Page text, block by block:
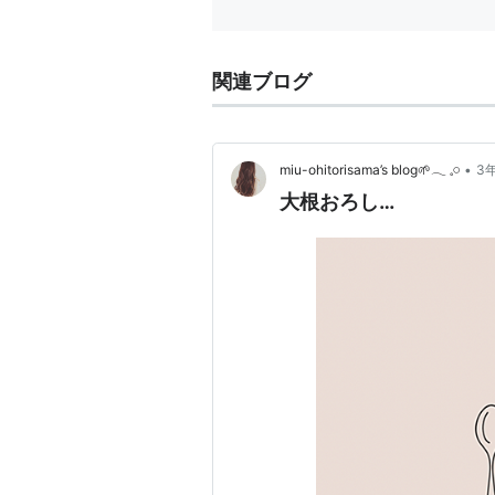
関連ブログ
miu-ohitorisama’s blog🌱𓂃 𓈒𓏸 • 3
大根おろし…